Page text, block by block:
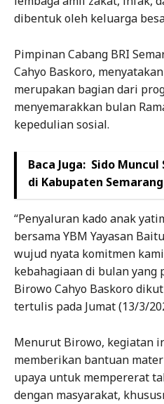
dibentuk oleh keluarga
Pimpinan Cabang BRI
Cahyo Baskoro,
merupakan bagian dari
menyemarakkan bulan
kepedulian sosial.
Baca Juga: Sido Muncul
di Kabupaten Semarang
“Penyaluran kado anak
bersama YBM Yayasan
wujud nyata komitmen
kebahagiaan di bulan yang
Birowo Cahyo Baskoro
tertulis pada Jumat (13/3/
Menurut Birowo, kegiatan
memberikan bantuan
upaya untuk mempererat
dengan masyarakat,